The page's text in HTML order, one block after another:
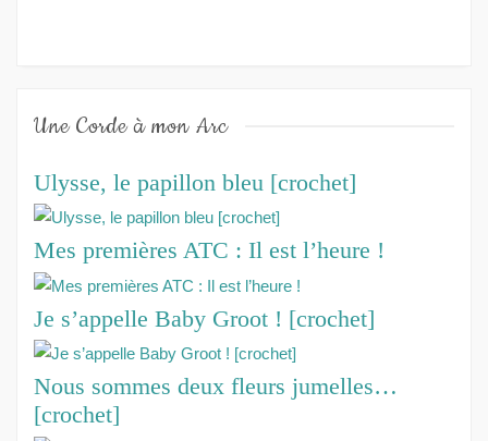
Une Corde à mon Arc
Ulysse, le papillon bleu [crochet]
Mes premières ATC : Il est l’heure !
Je s’appelle Baby Groot ! [crochet]
Nous sommes deux fleurs jumelles…
[crochet]